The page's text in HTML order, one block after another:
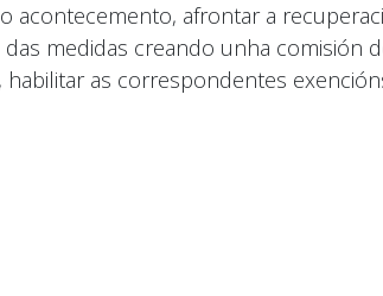
acontecemento, afrontar a
medidas creando unha comisión
as correspondentes